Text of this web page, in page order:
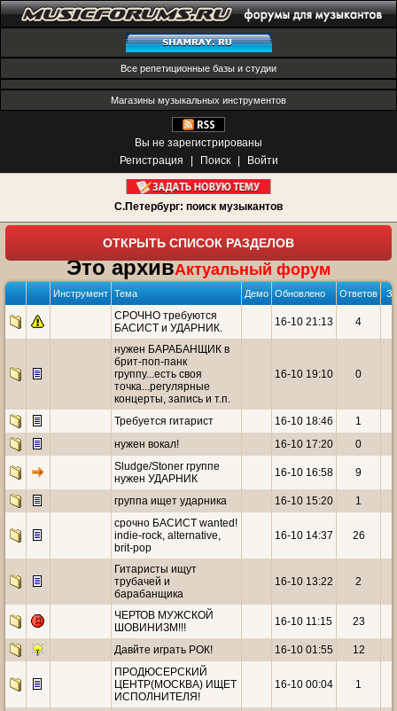
Все репетиционные базы и студии
Магазины музыкальных инструментов
Вы не зарегистрированы
Регистрация
Поиск Войти
С.Петербург: поиск музыкантов
ОТКРЫТЬ СПИСОК РАЗДЕЛОВ
Это архивАктуальный форум
Инструмент Тема Демо Обновлено Ответов
СРОЧНО требуются
БАСИСТ и УДАРНИК.
16-10 21:13 4
нужен БАРАБАНЩИК в
брит-поп-панк
группу...есть своя
точка...регулярные
концерты, запись и т.п.
16-10 19:10 0
Требуется гитарист 16-10 18:46 1
нужен вокал!
16-10 17:20 0
Sludge/Stoner группе
нужен УДАРНИК
16-10 16:58 9
группа ищет ударника 16-10 15:20 1
срочно БАСИСТ wanted!
indie-rock, alternative,
brit-pop
16-10 14:37 26
Гитаристы ищут
трубачей и
барабанщика
16-10 13:22 2
ЧЕРТОВ МУЖСКОЙ
ШОВИНИЗМ!!!
16-10 11:15 23
Давйте играть РОК! 16-10 01:55 12
ПРОДЮСЕРСКИЙ
ЦЕНТР(МОСКВА) ИЩЕТ
ИСПОЛНИТЕЛЯ!
16-10 00:04 1